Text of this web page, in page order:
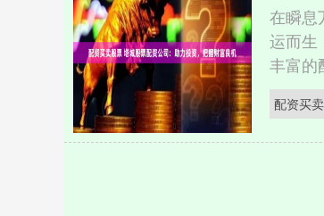
在瞬息
运而生
丰富的
配资买